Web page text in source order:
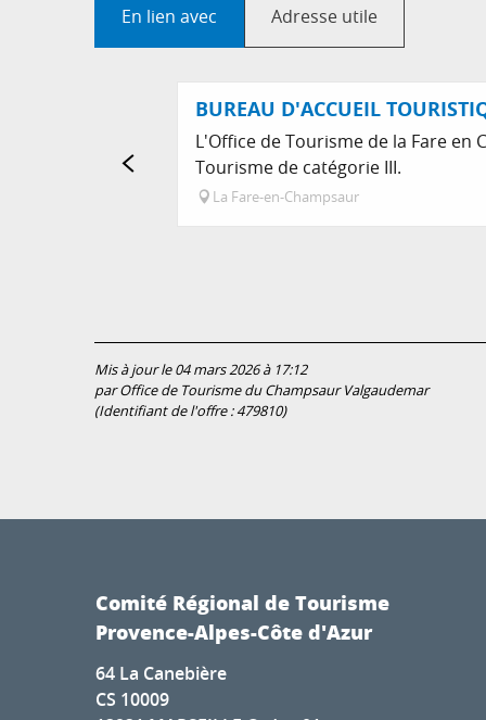
En lien avec Adresse utile
BUREAU D'ACCUEIL
L'Office de Tourisme de la Fare en
Tourisme de catégorie III.
La Fare-en-Champsaur
Mis à jour le 04 mars 2026 à 17:12
par Office de Tourisme du Champsaur Valgaudemar
(Identifiant de l'offre :479810)
Comité Régional de Tourisme
Provence-Alpes-Côte d'Azur
64 La Canebière
CS 10009